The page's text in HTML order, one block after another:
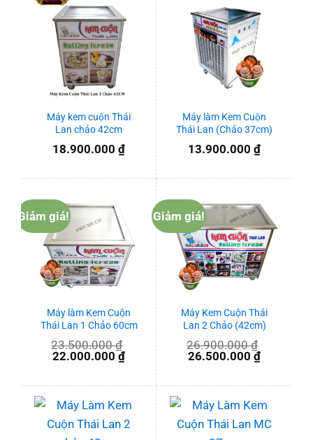
Máy kem cuộn Thái
Lan chảo 42cm
18.900.000 ₫
Máy làm Kem Cuộn
Thái Lan (Chảo 37cm)
13.900.000 ₫
Giảm giá!
Máy làm Kem Cuộn
Thái Lan 1 Chảo 60cm
23.500.000₫
Giá
23.500.000 ₫.
22.000.000₫Giá
là:
22.000.000 ₫.
Giảm giá!
Máy Kem Cuộn Thái
Lan 2 Chảo (42cm)
26.900.000₫
Giá
26.900.000 ₫.
26.500.000₫Giá
là: